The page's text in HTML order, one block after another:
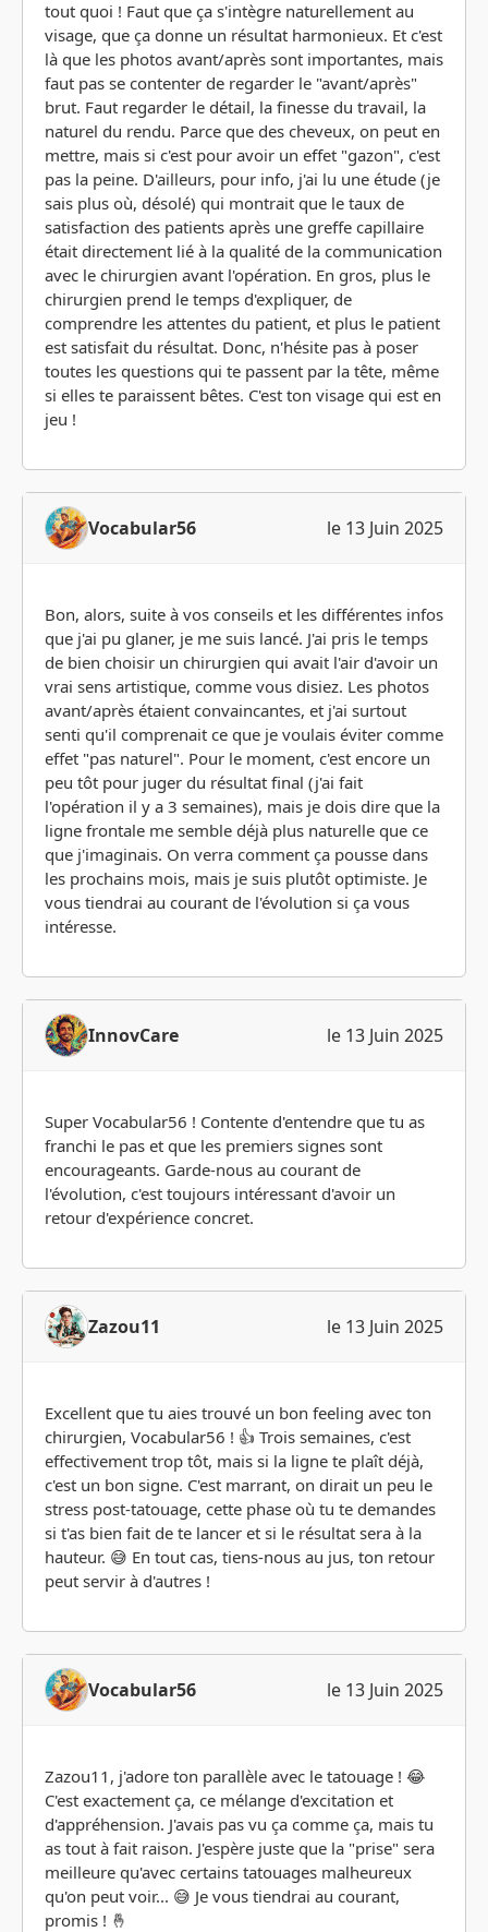
tout quoi ! Faut que ça s'intègre naturellement au
visage, que ça donne un résultat harmonieux. Et c'est
là que les photos avant/après sont importantes, mais
faut pas se contenter de regarder le "avant/après"
brut. Faut regarder le détail, la finesse du travail, la
naturel du rendu. Parce que des cheveux, on peut en
mettre, mais si c'est pour avoir un effet "gazon", c'est
pas la peine. D'ailleurs, pour info, j'ai lu une étude (je
sais plus où, désolé) qui montrait que le taux de
satisfaction des patients après une greffe capillaire
était directement lié à la qualité de la communication
avec le chirurgien avant l'opération. En gros, plus le
chirurgien prend le temps d'expliquer, de
comprendre les attentes du patient, et plus le patient
est satisfait du résultat. Donc, n'hésite pas à poser
toutes les questions qui te passent par la tête, même
si elles te paraissent bêtes. C'est ton visage qui est en
jeu !
Vocabular56 le 13 Juin 2025
Bon, alors, suite à vos conseils et les différentes infos
que j'ai pu glaner, je me suis lancé. J'ai pris le temps
de bien choisir un chirurgien qui avait l'air d'avoir un
vrai sens artistique, comme vous disiez. Les photos
avant/après étaient convaincantes, et j'ai surtout
senti qu'il comprenait ce que je voulais éviter comme
effet "pas naturel". Pour le moment, c'est encore un
peu tôt pour juger du résultat final (j'ai fait
l'opération il y a 3 semaines), mais je dois dire que la
ligne frontale me semble déjà plus naturelle que ce
que j'imaginais. On verra comment ça pousse dans
les prochains mois, mais je suis plutôt optimiste. Je
vous tiendrai au courant de l'évolution si ça vous
intéresse.
InnovCare le 13 Juin 2025
Super Vocabular56 ! Contente d'entendre que tu as
franchi le pas et que les premiers signes sont
encourageants. Garde-nous au courant de
l'évolution, c'est toujours intéressant d'avoir un
retour d'expérience concret.
Zazou11 le 13 Juin 2025
Excellent que tu aies trouvé un bon feeling avec ton
chirurgien, Vocabular56 ! 👍 Trois semaines, c'est
effectivement trop tôt, mais si la ligne te plaît déjà,
c'est un bon signe. C'est marrant, on dirait un peu le
stress post-tatouage, cette phase où tu te demandes
si t'as bien fait de te lancer et si le résultat sera à la
hauteur. 😅 En tout cas, tiens-nous au jus, ton retour
peut servir à d'autres !
Vocabular56 le 13 Juin 2025
Zazou11, j'adore ton parallèle avec le tatouage ! 😂
C'est exactement ça, ce mélange d'excitation et
d'appréhension. J'avais pas vu ça comme ça, mais tu
as tout à fait raison. J'espère juste que la "prise" sera
meilleure qu'avec certains tatouages malheureux
qu'on peut voir... 😅 Je vous tiendrai au courant,
promis ! 🤞